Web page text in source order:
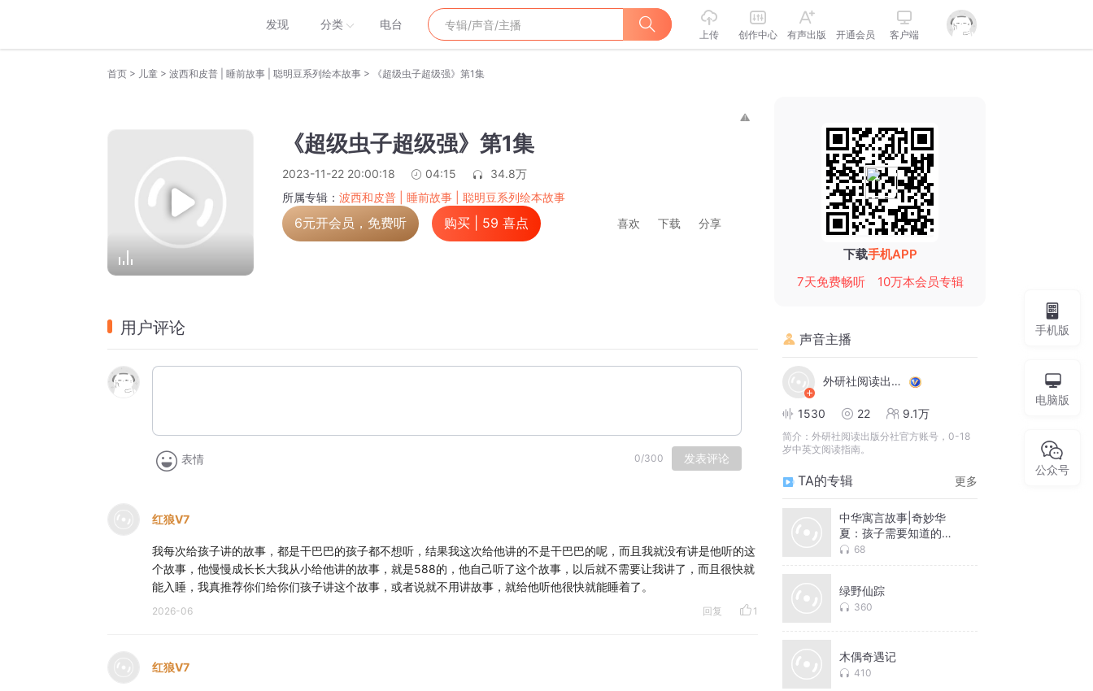
发现 分类 电台
上传 创作中心 有声出版 开通会员 客户端
首页 > 儿童 > 波西和皮普 | 睡前故事 | 聪明豆系列绘本故事 > 《超级虫子超级强》第1集
《超级虫子超级强》第1集
2023-11-22 20:00:18 04:15
34.8万
所属专辑： 波西和皮普 | 睡前故事 | 聪明豆系列绘本故事
6元开会员，免费听 购买 | 59 喜点 喜欢 下载 分享
用户评论
表情 0/300 发表评论
红狼V7
我每次给孩子讲的故事，都是干巴巴的孩子都不想听，结果我这次给他讲的不是干巴巴的呢，而且我就没有讲是他听的这
个故事，他慢慢成长长大我从小给他讲的故事，就是588的，他自己听了这个故事，以后就不需要让我讲了，而且很快就
能入睡，我真推荐你们给你们孩子讲这个故事，或者说就不用讲故事，就给他听他很快就能睡着了。
2026-06 回复 1
红狼V7
下载手机APP
7天免费畅听
10万本会员专辑
声音主播
外研社阅读出版分社
1530 22 9.1万
简介： 外研社阅读出版分社官方账号，0-18
岁中英文阅读指南。
TA的专辑 更多
中华寓言故事|奇妙华
夏：孩子需要知道的中
华故事
68
绿野仙踪
360
木偶奇遇记
410
手机版
电脑版
公众号